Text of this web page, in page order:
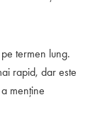
termen lung.
rapid, dar este
menține